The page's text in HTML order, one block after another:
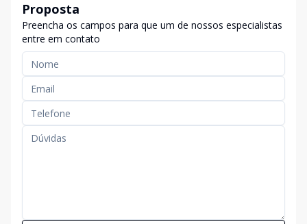
Proposta
Preencha os campos para que um de nossos especialistas
entre em contato